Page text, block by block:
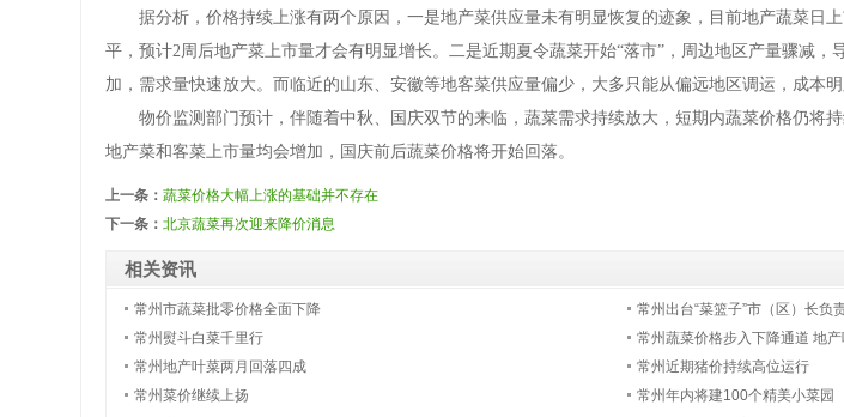
据分析，价格持续上涨有两个原因，一是地产菜供应量未有明显恢复的迹象，目前地产蔬菜日上
平，预计2周后地产菜上市量才会有明显增长。二是近期夏令蔬菜开始“落市”，周边地区产量骤减，
加，需求量快速放大。而临近的山东、安徽等地客菜供应量偏少，大多只能从偏远地区调运，成本明
物价监测部门预计，伴随着中秋、国庆双节的来临，蔬菜需求持续放大，短期内蔬菜价格仍将持
地产菜和客菜上市量均会增加，国庆前后蔬菜价格将开始回落。
上一条： 蔬菜价格大幅上涨的基础并不存在
下一条： 北京蔬菜再次迎来降价消息
相关资讯
常州市蔬菜批零价格全面下降
常州出台“菜篮子”市（区）长负
常州熨斗白菜千里行
常州蔬菜价格步入下降通道 地
常州地产叶菜两月回落四成
常州近期猪价持续高位运行
常州菜价继续上扬
常州年内将建100个精美小菜园